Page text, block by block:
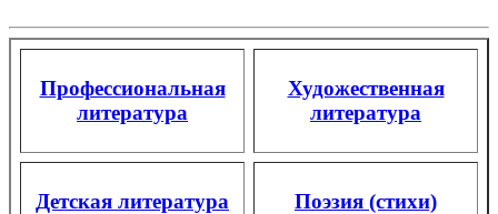
Профессиональная
литература
Художественная
литература
Детская литература Поэзия (стихи)